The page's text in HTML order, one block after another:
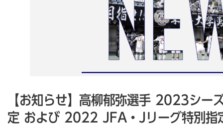
【お知らせ】高柳郁弥選手 2023シー
定 および 2022 JFA・Jリーグ特別指